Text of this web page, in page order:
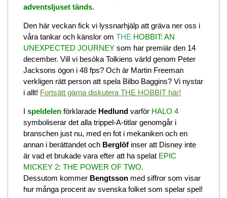
adventsljuset tänds.
Den här veckan fick vi lyssnarhjälp att gräva ner oss i
våra tankar och känslor om THE HOBBIT: AN
UNEXPECTED JOURNEY som har premiär den 14
december. Vill vi besöka Tolkiens värld genom Peter
Jacksons ögon i 48 fps? Och är Martin Freeman
verkligen rätt person att spela Bilbo Baggins? Vi nystar
i allt! Fortsätt gärna diskutera THE HOBBIT här!
I speldelen förklarade Hedlund varför HALO 4
symboliserar det alla trippel-A-titlar genomgår i
branschen just nu, med en fot i mekaniken och en
annan i berättandet och Berglöf inser att Disney inte
är vad et brukade vara efter att ha spelat EPIC
MICKEY 2: THE POWER OF TWO.
Dessutom kommer Bengtsson med siffror som visar
hur många procent av svenska folket som spelar spel!